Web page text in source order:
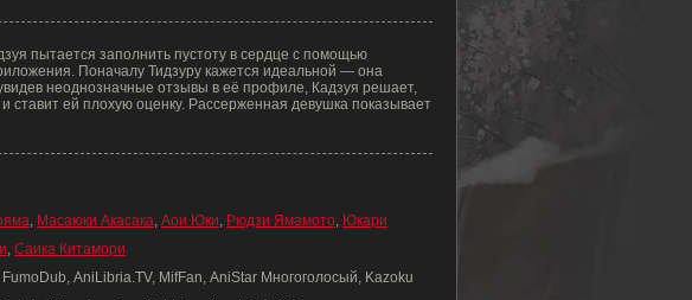
пытается заполнить пустоту в сердце с помощью
Поначалу Тидзуру кажется идеальной — она
неоднозначные отзывы в её профиле, Кадзуя решает,
ставит ей плохую оценку. Рассерженная девушка показывает
, Масаюки Акасака, Аои Юки, Рюдзи Ямамото, Юкари
, Саика Китамори
AniLibria.TV, MifFan, AniStar Многоголосый, Kazoku